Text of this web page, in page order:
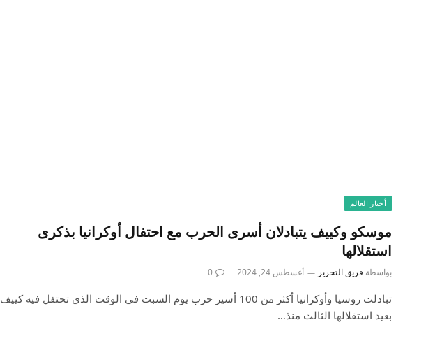
أخبار العالم
موسكو وكييف يتبادلان أسرى الحرب مع احتفال أوكرانيا بذكرى
استقلالها
بواسطة فريق التحرير أغسطس 24, 2024 0
تبادلت روسيا وأوكرانيا أكثر من 100 أسير حرب يوم السبت في الوقت الذي تحتفل فيه كييف
بعيد استقلالها الثالث منذ…